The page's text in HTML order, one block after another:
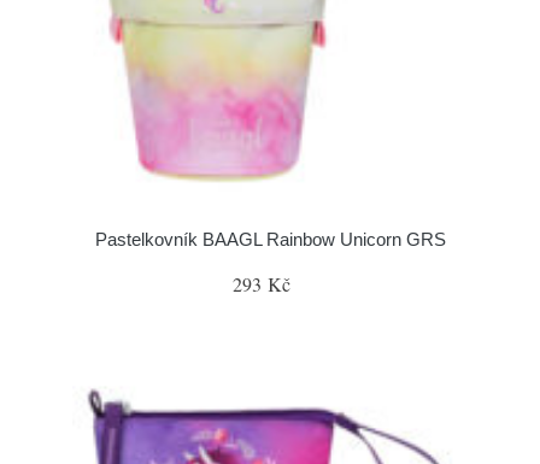
Pastelkovník BAAGL Rainbow Unicorn GRS
293 Kč